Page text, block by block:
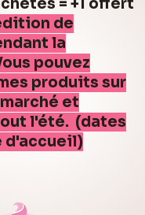
= +1 offert
de
la
pouvez
produits sur
et
l'été. (dates
d'accueil)